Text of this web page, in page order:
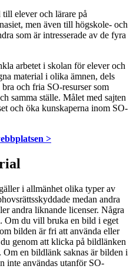
elever och lärare på
men även till högskole- och
som är intresserade av de fyra
arbetet i skolan för elever och
material i olika ämnen, dels
och fria SO-resurser som
samma ställe. Målet med sajten
och öka kunskaperna inom SO-
>
i allmänhet olika typer av
medan andra
andra liknande licenser. Några
Om du vill bruka en bild i eget
bilden är fri att använda eller
genom att klicka på bildlänken
en bildlänk saknas är bilden i
inte användas utanför SO-